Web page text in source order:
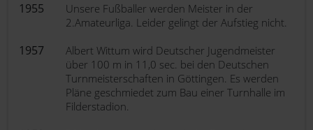
1955
Unsere Fußballer werden Meister in der
2.Amateurliga. Leider gelingt der Aufstieg nicht.
1957
Albert Wittum wird Deutscher Jugendmeister
über 100 m in 11,0 sec. bei den Deutschen
Turnmeisterschaften in Göttingen. Es werden
Pläne geschmiedet zum Bau einer Turnhalle im
Filderstadion.